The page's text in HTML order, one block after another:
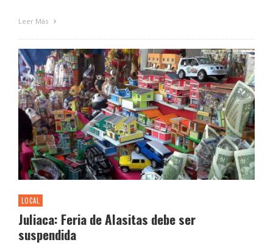
Leer Más
LOCAL
Juliaca: Feria de Alasitas debe ser
suspendida